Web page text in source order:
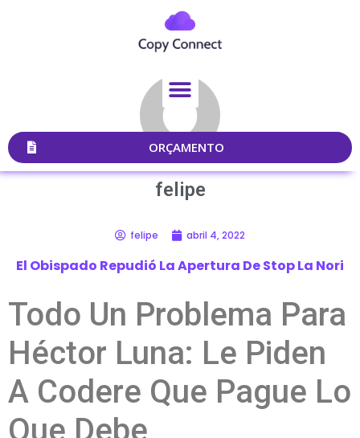
ORÇAMENTO
felipe
felipe abril 4, 2022
El Obispado Repudió La Apertura De Stop La Nori
Todo Un Problema Para
Héctor Luna: Le Piden
A Codere Que Pague Lo
Que Debe